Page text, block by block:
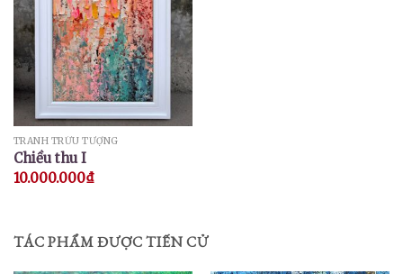
TRANH TRỪU TƯỢNG
Chiều thu I
10.000.000₫
TÁC PHẨM ĐƯỢC TIẾN CỬ